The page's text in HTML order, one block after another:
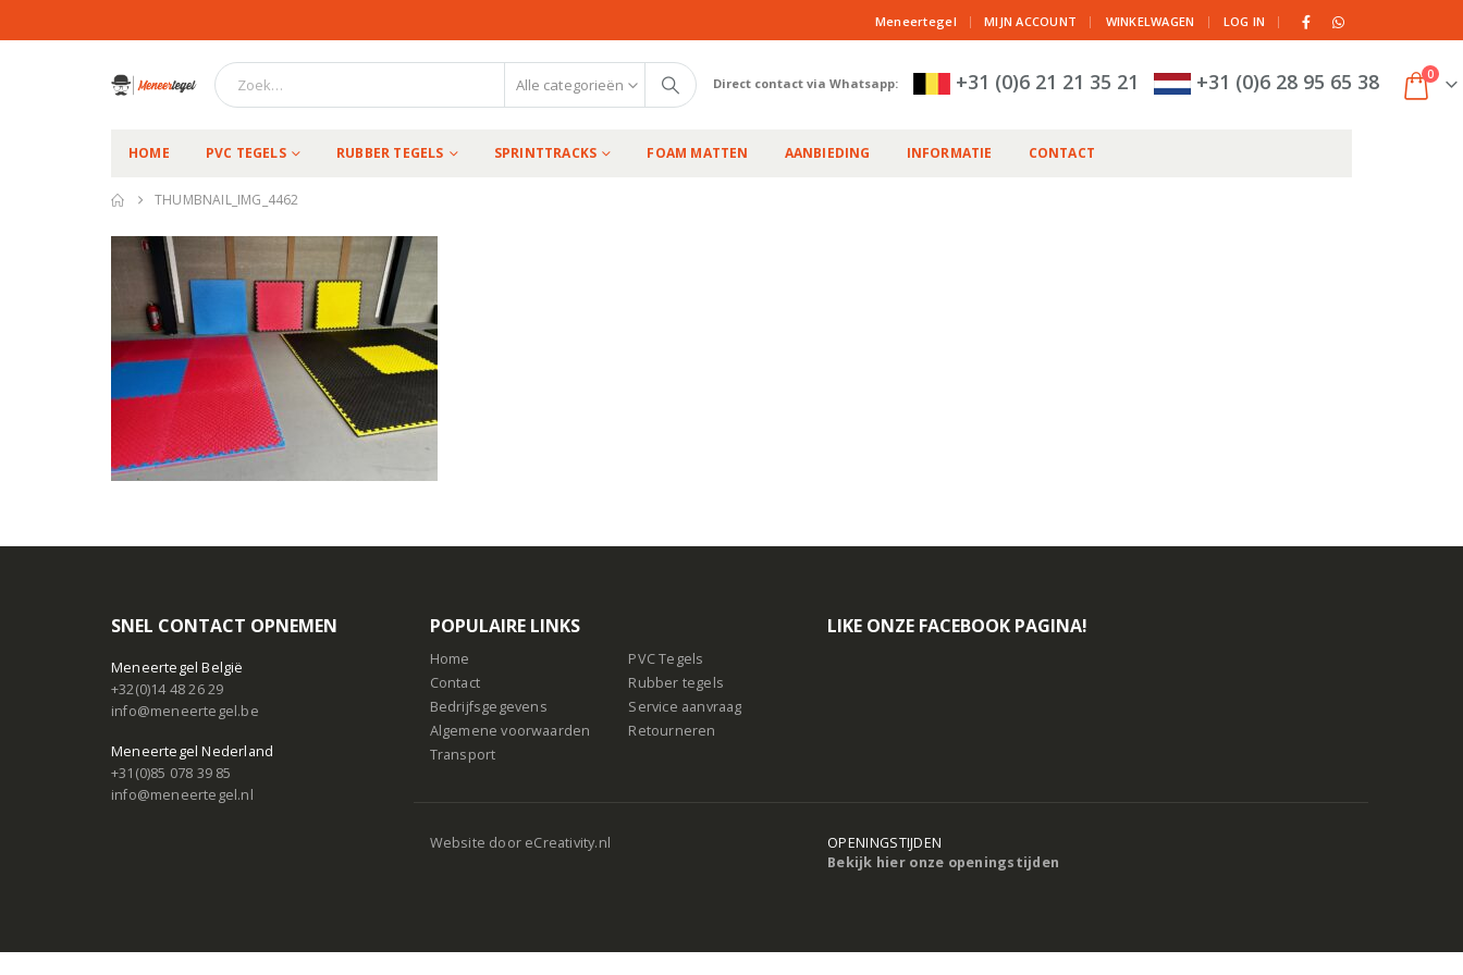
Meneertegel | MIJN ACCOUNT WINKELWAGEN LOG IN |
Alle categorieën Direct contact via Whatsapp: +31 (0)6 21 21 35 21 +31 (0)6 28 95 65 38 0
HOME PVC TEGELS RUBBER TEGELS SPRINTTRACKS FOAM MATTEN AANBIEDING INFORMATIE CONTACT
THUMBNAIL_IMG_4462
SNEL CONTACT OPNEMEN
Meneertegel België
+32(0)14 48 26 29
info@meneertegel.be
Meneertegel Nederland
+31(0)85 078 39 85
info@meneertegel.nl
POPULAIRE LINKS
Home
Contact
Bedrijfsgegevens
Algemene voorwaarden
Transport
PVC Tegels
Rubber tegels
Service aanvraag
Retourneren
LIKE ONZE FACEBOOK PAGINA!
Website door eCreativity.nl
OPENINGSTIJDEN
Bekijk hier onze openingstijden